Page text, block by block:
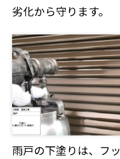
劣化から守ります。
雨戸の下塗りは、フッ